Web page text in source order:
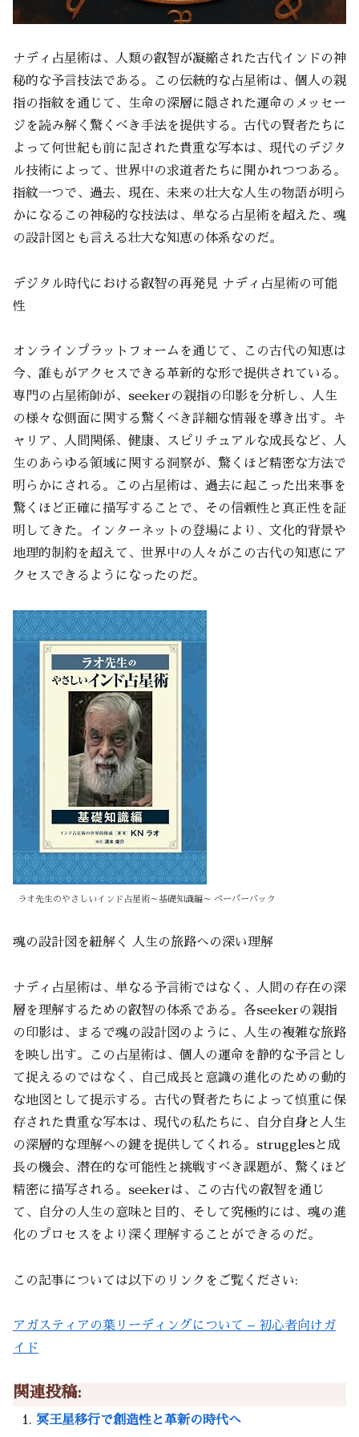
ナディ占星術は、人類の叡智が凝縮された古代インドの神
秘的な予言技法である。この伝統的な占星術は、個人の親
指の指紋を通じて、生命の深層に隠された運命のメッセー
ジを読み解く驚くべき手法を提供する。古代の賢者たちに
よって何世紀も前に記された貴重な写本は、現代のデジタ
ル技術によって、世界中の求道者たちに開かれつつある。
指紋一つで、過去、現在、未来の壮大な人生の物語が明ら
かになるこの神秘的な技法は、単なる占星術を超えた、魂
の設計図とも言える壮大な知恵の体系なのだ。
デジタル時代における叡智の再発見 ナディ占星術の可能
性
オンラインプラットフォームを通じて、この古代の知恵は
今、誰もがアクセスできる革新的な形で提供されている。
専門の占星術師が、seekerの親指の印影を分析し、人生
の様々な側面に関する驚くべき詳細な情報を導き出す。キ
ャリア、人間関係、健康、スピリチュアルな成長など、人
生のあらゆる領域に関する洞察が、驚くほど精密な方法で
明らかにされる。この占星術は、過去に起こった出来事を
驚くほど正確に描写することで、その信頼性と真正性を証
明してきた。インターネットの登場により、文化的背景や
地理的制約を超えて、世界中の人々がこの古代の知恵にア
クセスできるようになったのだ。
ラオ先生のやさしいインド占星術～基礎知識編～ ペーパーバック
魂の設計図を紐解く 人生の旅路への深い理解
ナディ占星術は、単なる予言術ではなく、人間の存在の深
層を理解するための叡智の体系である。各seekerの親指
の印影は、まるで魂の設計図のように、人生の複雑な旅路
を映し出す。この占星術は、個人の運命を静的な予言とし
て捉えるのではなく、自己成長と意識の進化のための動的
な地図として提示する。古代の賢者たちによって慎重に保
存された貴重な写本は、現代の私たちに、自分自身と人生
の深層的な理解への鍵を提供してくれる。strugglesと成
長の機会、潜在的な可能性と挑戦すべき課題が、驚くほど
精密に描写される。seekerは、この古代の叡智を通じ
て、自分の人生の意味と目的、そして究極的には、魂の進
化のプロセスをより深く理解することができるのだ。
この記事については以下のリンクをご覧ください:
アガスティアの葉リーディングについて – 初心者向けガ
イド
関連投稿:
冥王星移行で創造性と革新の時代へ